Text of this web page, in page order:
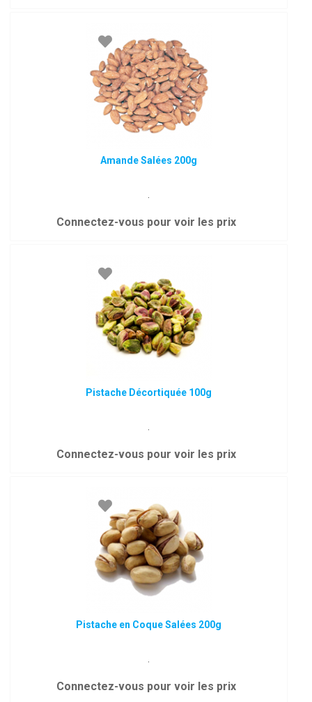
Amande Salées 200g
.
Connectez-vous pour voir les prix
Pistache Décortiquée 100g
.
Connectez-vous pour voir les prix
Pistache en Coque Salées 200g
.
Connectez-vous pour voir les prix